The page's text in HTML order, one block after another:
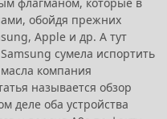
обойдя прежних
Apple и др. А тут
сумела испортить
компания
называется обзор
деле оба устройства